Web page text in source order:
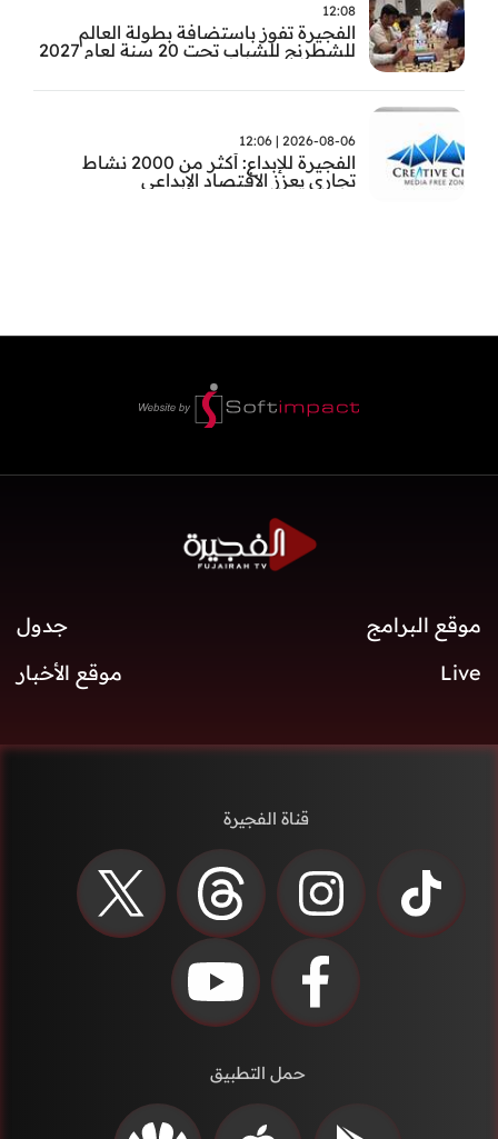
12:08
الفجيرة تفوز باستضافة بطولة العالم
للشطرنج للشباب تحت 20 سنة لعام 2027
2026-08-06 | 12:06
الفجيرة للإبداع: أكثر من 2000 نشاط
تجاري يعزز الاقتصاد الإبداعي
موقع البرامج
جدول
Live
موقع الأخبار
قناة الفجيرة
حمل التطبيق